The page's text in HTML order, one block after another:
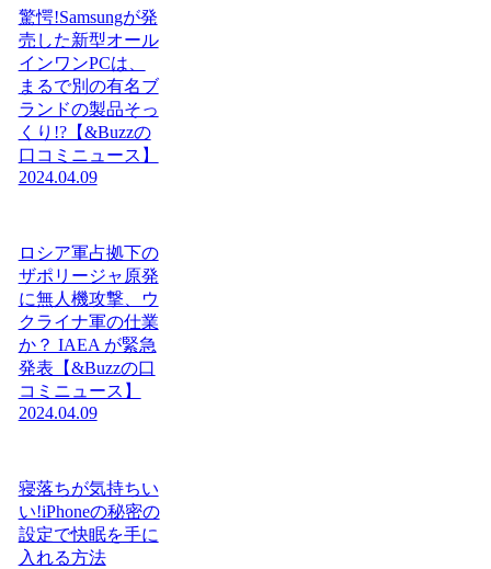
驚愕!Samsungが発
売した新型オール
インワンPCは、
まるで別の有名ブ
ランドの製品そっ
くり!?【&Buzzの
口コミニュース】
2024.04.09
ロシア軍占拠下の
ザポリージャ原発
に無人機攻撃、ウ
クライナ軍の仕業
か？ IAEA が緊急
発表【&Buzzの口
コミニュース】
2024.04.09
寝落ちが気持ちい
い!iPhoneの秘密の
設定で快眠を手に
入れる方法